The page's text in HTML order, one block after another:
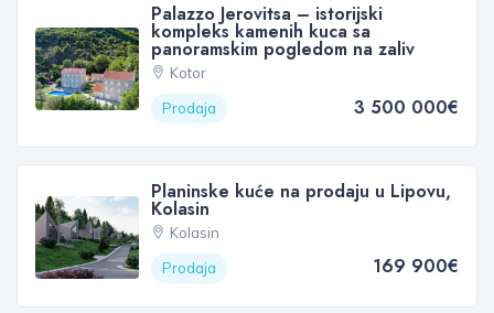
Palazzo Jerovitsa – istorijski
kompleks kamenih kuca sa
panoramskim pogledom na zaliv
Kotor
Prodaja
3 500 000€
Planinske kuće na prodaju u Lipovu,
Kolasin
Kolasin
Prodaja
169 900€